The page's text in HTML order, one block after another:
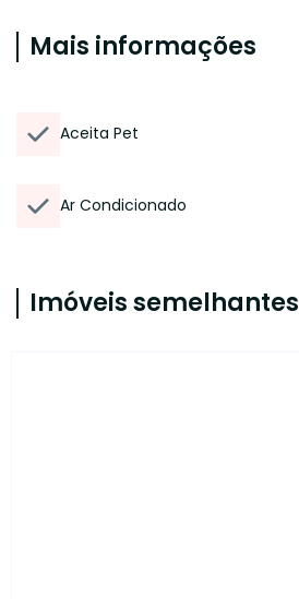
Mais informações
Aceita Pet
Ar Condicionado
Imóveis semelhantes